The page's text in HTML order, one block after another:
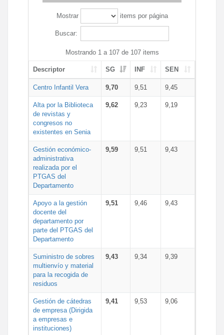
Mostrar items por página
Buscar:
Mostrando 1 a 107 de 107 items
Descriptor SG INF SEN
Centro Infantil Vera 9,70 9,51 9,45
Alta por la Biblioteca
de revistas y
congresos no
existentes en Senia
9,62 9,23 9,19
Gestión económico-
administrativa
realizada por el
PTGAS del
Departamento
9,59 9,51 9,43
Apoyo a la gestión
docente del
departamento por
parte del PTGAS del
Departamento
9,51 9,46 9,43
Suministro de sobres
multienvío y material
para la recogida de
residuos
9,43 9,34 9,39
Gestión de cátedras
de empresa (Dirigida
a empresas e
instituciones)
9,41 9,53 9,06